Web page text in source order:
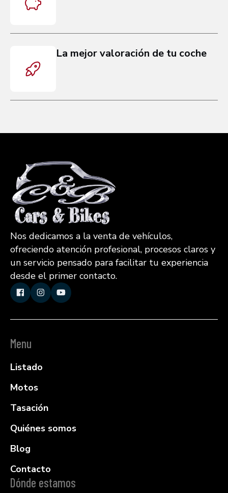
La mejor valoración de tu coche
Nos dedicamos a la venta de vehículos,
ofreciendo atención profesional, procesos claros y
un servicio pensado para facilitar tu experiencia
desde el primer contacto.
Menu
Listado
Motos
Tasación
Quiénes somos
Blog
Contacto
Dónde estamos